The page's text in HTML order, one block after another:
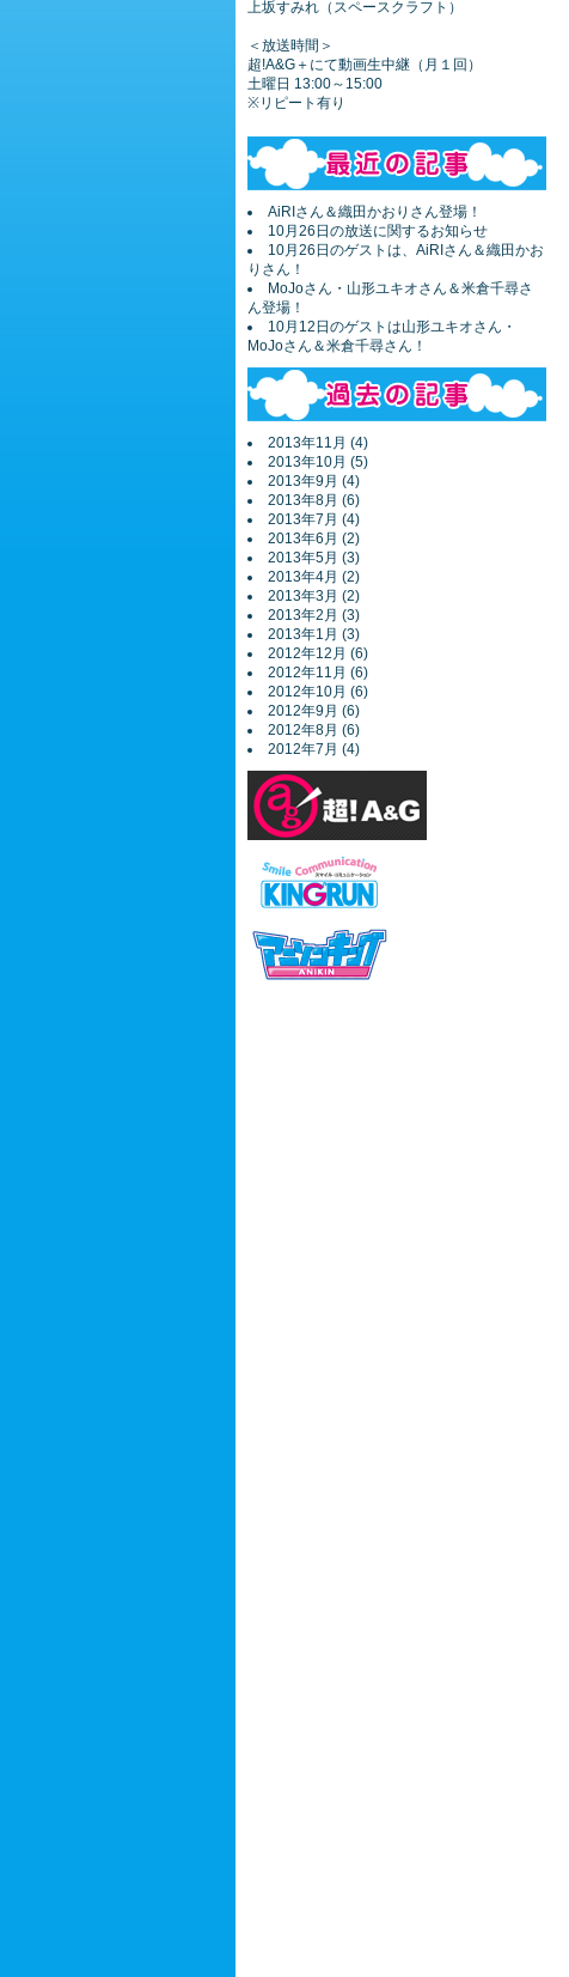
上坂すみれ（スペースクラフト）
＜放送時間＞
超!A&G＋にて動画生中継（月１回）
土曜日 13:00～15:00
※リピート有り
AiRIさん＆織田かおりさん登場！
10月26日の放送に関するお知らせ
10月26日のゲストは、AiRIさん＆織田かお
りさん！
MoJoさん・山形ユキオさん＆米倉千尋さ
ん登場！
10月12日のゲストは山形ユキオさん・
MoJoさん＆米倉千尋さん！
2013年11月 (4)
2013年10月 (5)
2013年9月 (4)
2013年8月 (6)
2013年7月 (4)
2013年6月 (2)
2013年5月 (3)
2013年4月 (2)
2013年3月 (2)
2013年2月 (3)
2013年1月 (3)
2012年12月 (6)
2012年11月 (6)
2012年10月 (6)
2012年9月 (6)
2012年8月 (6)
2012年7月 (4)